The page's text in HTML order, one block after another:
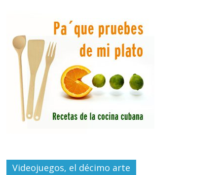
Videojuegos, el décimo arte